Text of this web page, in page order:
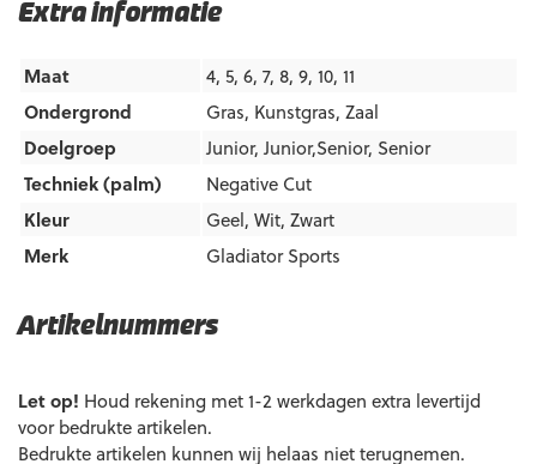
Artikelnummers
Let op! Houd rekening met 1-2 werkdagen extra levertijd
voor bedrukte artikelen.
Bedrukte artikelen kunnen wij helaas niet terugnemen.
Extra informatie
Maat
4, 5, 6, 7, 8, 9, 10, 11
Ondergrond
Gras, Kunstgras, Zaal
Doelgroep
Junior, Junior,Senior, Senior
Techniek (palm)
Negative Cut
Kleur
Geel, Wit, Zwart
Merk
Gladiator Sports